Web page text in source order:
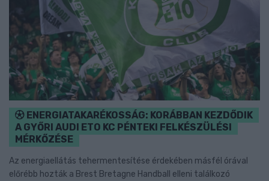
ENERGIATAKARÉKOSSÁG: KORÁBBAN KEZDŐDIK
A GYŐRI AUDI ETO KC PÉNTEKI FELKÉSZÜLÉSI
MÉRKŐZÉSE
Az energiaellátás tehermentesítése érdekében másfél órával
előrébb hozták a Brest Bretagne Handball elleni találkozó